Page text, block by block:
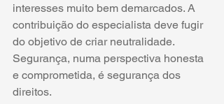
interesses muito bem demarcados. A
contribuição do especialista deve fugir
do objetivo de criar neutralidade.
Segurança, numa perspectiva honesta
e comprometida, é segurança dos
direitos.